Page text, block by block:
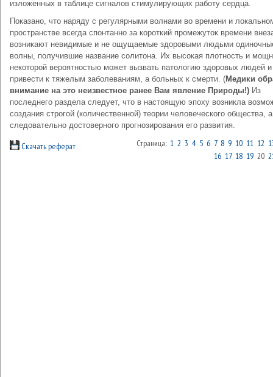
изложенных в таблице сигналов стимулирующих работу сердца.
Показано, что наряду с регулярными волнами во времени и
пространстве всегда спонтанно за короткий промежуток времени
возникают невидимые и не ощущаемые здоровыми людьми
волны, получившие название солитона. Их высокая плотность и
некоторой вероятностью может вызвать патологию здоровых людей и
привести к тяжелым заболеваниям, а больных к смерти. (Медики
внимание на это неизвестное ранее Вам явление Природы!) Из
последнего раздела следует, что в настоящую эпоху возникла
создания строгой (количественной) теории человеческого общества, а
следовательно достоверного прогнозирования его развития.
Скачать реферат Страница: 1 2 3 4 5 6 7 8 9 10 11 12
16 17 18 19 20